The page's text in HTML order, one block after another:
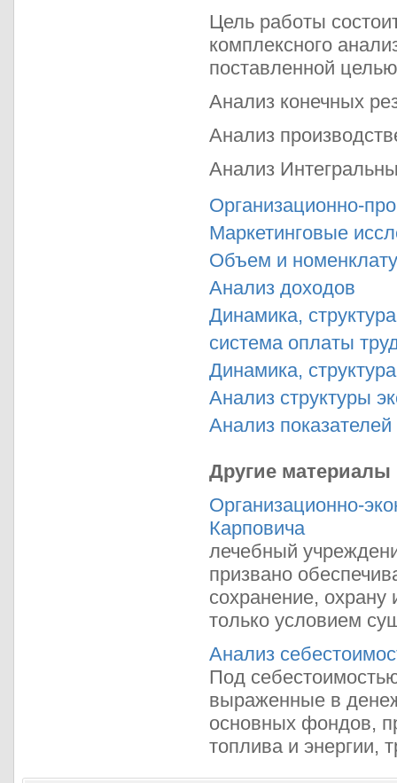
Цель работы
комплексного
поставленной
Анализ конечных
Анализ
Анализ
Организационно-
Маркетинговые
Объем и
Анализ доходов
Динамика,
система оплаты
Динамика,
Анализ структуры
Анализ
Другие материалы
Организационно-
Карповича
лечебный
призвано
сохранение, охрану
только условием
Анализ
Под
выраженные в
основных фондов,
топлива и энергии,